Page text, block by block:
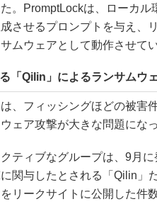
。PromptLockは、ローカ
させるプロンプトを与え、
ムウェアとして動作させてい
「Qilin」によるランサムウ
、フィッシングほどの被害
ェア攻撃が大きな問題にな
ティブなグループは、9月
関与したとされる「Qilin」
リークサイトに公開した件